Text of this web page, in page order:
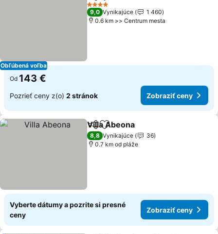
Obľúbená voľba
4 Počet hviezdičiek
9,0 Vynikajúce
1 460
0.6 km >> Centrum mesta
Od 143 €
Pozrieť ceny z(o) 2 stránok Zobraziť ceny
ZdieľaťPridať do obľúbených
Villa Abeona
8,8 Vynikajúce
36
0.7 km od pláže
Vyberte dátumy a pozrite si presné
ceny
Zobraziť ceny